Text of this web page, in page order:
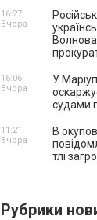
16:27,
Вчора
У
судами
16:06,
Вчора
В
тлі
11:21,
Вчора
Рубрики